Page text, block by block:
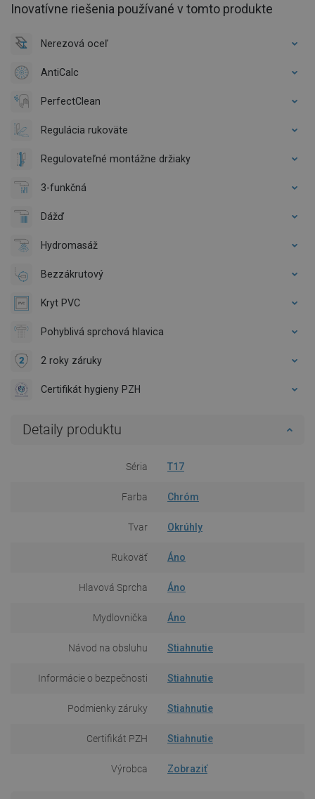
Inovatívne riešenia používané v tomto produkte
Nerezová oceľ
AntiCalc
PerfectClean
Regulácia rukoväte
Regulovateľné montážne držiaky
3-funkčná
Dážď
Hydromasáž
Bezzákrutový
Kryt PVC
Pohyblivá sprchová hlavica
2 roky záruky
Certifikát hygieny PZH
Detaily produktu
Séria T17
Farba Chróm
Tvar Okrúhly
Rukoväť Áno
Hlavová Sprcha Áno
Mydlovnička Áno
Návod na obsluhu Stiahnutie
Informácie o bezpečnosti Stiahnutie
Podmienky záruky Stiahnutie
Certifikát PZH Stiahnutie
Výrobca Zobraziť